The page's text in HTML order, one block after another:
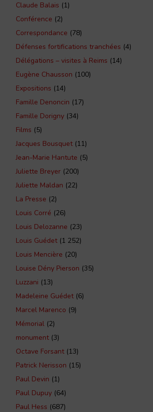
Claude Balais (1)
Conférence (2)
Correspondance (78)
Défenses fortifications tranchées (4)
Délégations – visites à Reims (14)
Eugène Chausson (100)
Expositions (14)
Famille Denoncin (17)
Famille Dorigny (34)
Films (5)
Jacques Bousquet(11)
Jean-Marie Hantute (5)
Juliette Breyer (200)
Juliette Maldan (22)
La Presse (2)
Louis Corré (26)
Louis Delozanne (23)
Louis Guédet(1 252)
Louis Mencière (20)
Louise Dény Pierson (35)
Luzzani (13)
Madeleine Guédet(6)
Marcel Marenco (9)
Mémorial (2)
monument(3)
Octave Forsant(13)
Patrick Nerisson (15)
Paul Devin (1)
Paul Dupuy (64)
Paul Hess (687)